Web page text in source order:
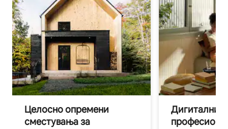
Целосно опремени
сместувања за
Дигитални